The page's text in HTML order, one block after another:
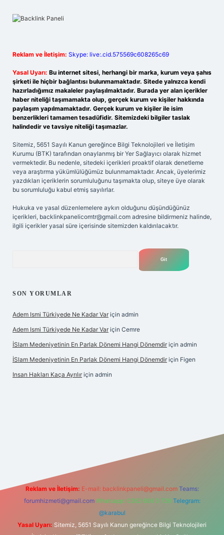
Reklam ve İletişim: Skype: live:.cid.575569c608265c69
Yasal Uyarı: Bu internet sitesi, herhangi bir marka, kurum veya şahıs
şirketi ile hiçbir bağlantısı bulunmamaktadır. Sitede yalnızca kendi
hazırladığımız makaleler paylaşılmaktadır. Burada yer alan içerikler
haber niteliği taşımamakta olup, gerçek kurum ve kişiler hakkında
paylaşım yapılmamaktadır. Gerçek kurum ve kişiler ile isim
benzerlikleri tamamen tesadüfidir. Sitemizdeki bilgiler taslak
halindedir ve tavsiye niteliği taşımazlar.
Sitemiz, 5651 Sayılı Kanun gereğince Bilgi Teknolojileri ve İletişim
Kurumu (BTK) tarafından onaylanmış bir Yer Sağlayıcı olarak hizmet
vermektedir. Bu nedenle, sitedeki içerikleri proaktif olarak denetleme
veya araştırma yükümlülüğümüz bulunmamaktadır. Ancak, üyelerimiz
yazdıkları içeriklerin sorumluluğunu taşımakta olup, siteye üye olarak
bu sorumluluğu kabul etmiş sayılırlar.
Hukuka ve yasal düzenlemelere aykırı olduğunu düşündüğünüz
içerikleri, backlinkpanelicomtr@gmail.com adresine bildirmeniz halinde,
ilgili içerikler yasal süre içerisinde sitemizden kaldırılacaktır.
SON YORUMLAR
Adem Ismi Türkiyede Ne Kadar Var için admin
Adem Ismi Türkiyede Ne Kadar Var için Cemre
İSlam Medeniyetinin En Parlak Dönemi Hangi Dönemdir için admin
İSlam Medeniyetinin En Parlak Dönemi Hangi Dönemdir için Figen
Insan Hakları Kaça Ayrılır için admin
Reklam ve İletişim: E-mail: backlinkpaneli@gmail.com Teams:
forumhizmeti@gmail.com Whatsapp: 0262 606 0 726 Telegram:
@karabul
Yasal Uyarı: Sitemiz, 5651 Sayılı Kanun gereğince Bilgi Teknolojileri